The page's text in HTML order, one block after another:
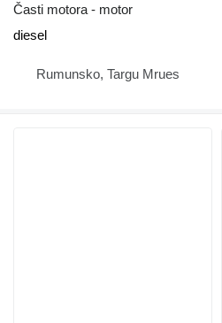
Časti motora - motor
diesel
Rumunsko, Targu Mrues